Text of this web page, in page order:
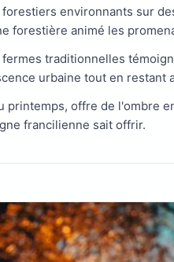
environnants sur
forestière animé les
traditionnelles
urbaine tout en restant
offre de l'ombre
francilienne sait offrir.